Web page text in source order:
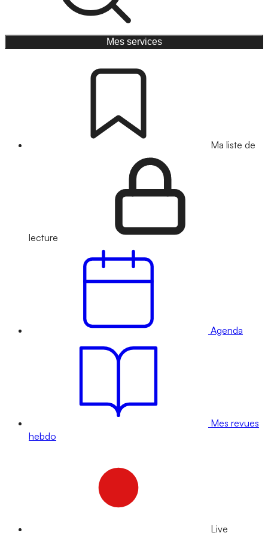
Mes services
Ma liste de
lecture
Agenda
Mes revues
hebdo
Live